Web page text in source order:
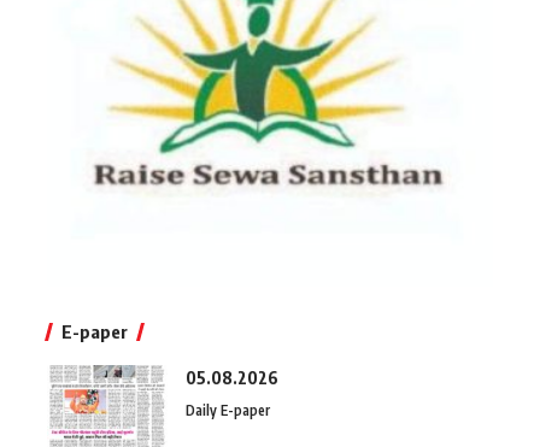
E-paper
05.08.2026
Daily E-paper